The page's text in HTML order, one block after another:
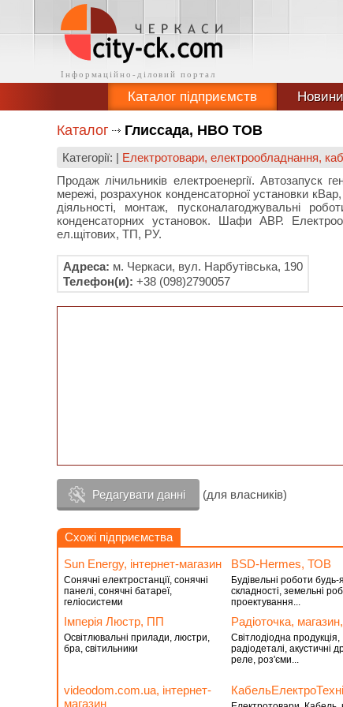
Каталог підприємств Новини
Каталог Глиссада, НВО ТОВ
Категорії: | Електротовари, електрообладнання,
Продаж лічильників електроенергії. Автозапуск
мережі, розрахунок конденсаторної установки
діяльності, монтаж, пусконалагоджувальні
конденсаторних установок. Шафи АВР.
ел.щітових, ТП, РУ.
Адреса: м. Черкаси, вул. Нарбутівська, 190
Телефон(и): +38 (098)2790057
Редагувати данні (для власників)
Схожі підприємства
Sun Energy, інтернет-магазин
Сонячні електростанції, сонячні
панелі, сонячні батареї,
геліосистеми
BSD-Hermes, ТОВ
Будівельні роботи будь-
складності, земельні
проектування...
Імперія Люстр, ПП
Освітлювальні прилади, люстри,
бра, світильники
Радіоточка,
Світлодіодна продукція,
радіодеталі, акустичні
реле, роз'єми...
videodom.com.ua, інтернет-
магазин